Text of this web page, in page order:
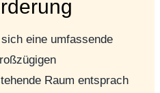
eine umfassende
Raum entsprach